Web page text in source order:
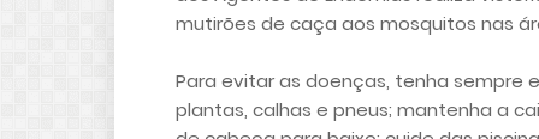
mutirões de caça aos mosquitos nas
Para evitar as doenças, tenha sempre
plantas, calhas e pneus; mantenha a